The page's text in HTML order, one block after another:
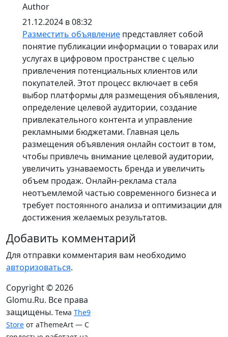
Author
21.12.2024 в 08:32
Разместить объявление представляет собой
понятие публикации информации о товарах или
услугах в цифровом пространстве с целью
привлечения потенциальных клиентов или
покупателей. Этот процесс включает в себя
выбор платформы для размещения объявления,
определение целевой аудитории, создание
привлекательного контента и управление
рекламными бюджетами. Главная цель
размещения объявления онлайн состоит в том,
чтобы привлечь внимание целевой аудитории,
увеличить узнаваемость бренда и увеличить
объем продаж. Онлайн-реклама стала
неотъемлемой частью современного бизнеса и
требует постоянного анализа и оптимизации для
достижения желаемых результатов.
Добавить комментарий
Для отправки комментария вам необходимо
авторизоваться.
Copyright © 2026
Glomu.Ru. Все права
защищены. Тема The9
Store от aThemeArt — С